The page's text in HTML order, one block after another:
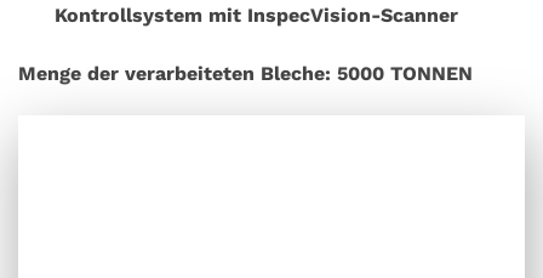
Kontrollsystem mit InspecVision-Scanner
Menge der verarbeiteten Bleche: 5000 TONNEN